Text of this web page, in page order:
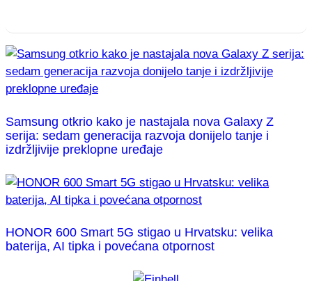
Samsung otkrio kako je nastajala nova Galaxy Z
serija: sedam generacija razvoja donijelo tanje i
izdržljivije preklopne uređaje
HONOR 600 Smart 5G stigao u Hrvatsku: velika
baterija, AI tipka i povećana otpornost